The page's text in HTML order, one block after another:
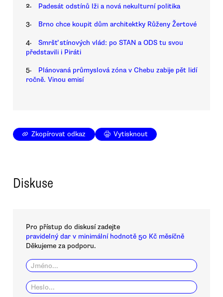
2. Padesát odstínů lži a nová nekulturní politika
3. Brno chce koupit dům architektky Růženy Žertové
4.
Smršť stínových vlád: po STAN a ODS tu svou
představili i Piráti
5.
Plánovaná průmyslová zóna v Chebu zabije pět lidí
ročně. Vinou emisí
Zkopírovat odkaz Vytisknout
Diskuse
Pro přístup do diskusí zadejte
pravidelný dar v minimální hodnotě 50 Kč měsíčně
Děkujeme za podporu.